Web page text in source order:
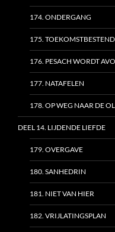
174. ONDERGANG
175.
176. PESACH WORDT
177. NATAFELEN
178. OP WEG NAAR DE
DEEL 14. LIJDENDE LIEFDE
179. OVERGAVE
180. SANHEDRIN
181. NIET VAN HIER
182. VRIJLATINGSPLAN